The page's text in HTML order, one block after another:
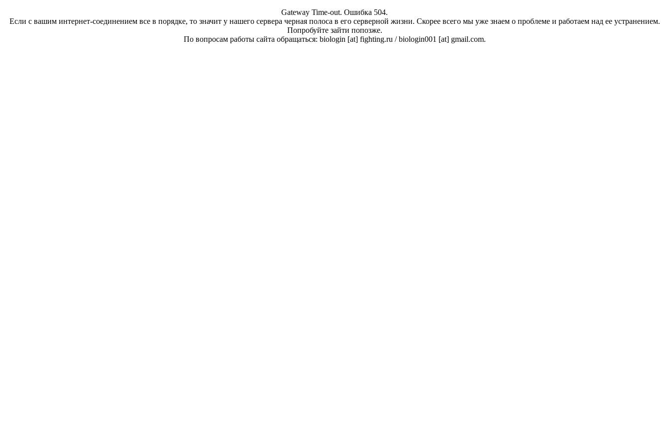
Gateway Time-out. Ошибка 504.
Если с вашим интернет-соединением все в порядке, то значит у нашего сервера черная полоса в его серверной жизни. Скорее всего мы уже знаем о проблеме и работаем над ее устранением.
Попробуйте зайти попозже.
По вопросам работы сайта обращаться: biologin [at] fighting.ru / biologin001 [at] gmail.com.